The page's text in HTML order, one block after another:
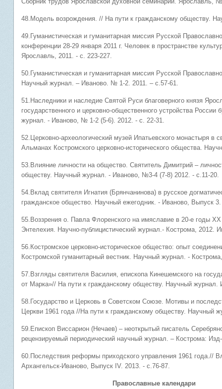
48.Модель возрождения. // На пути к гражданскому обществу.
49.Гуманистическая и гуманитарная миссия Русской
конференции 28-29 января 2011 г. Человек в пространстве
Ярославль, 2011. - с. 223-227.
50.Гуманистическая и гуманитарная миссия Русской
Научный журнал. – Иваново. № 1-2. 2011. – с.57-61.
51.Наследники и наследие Святой Руси благоверного князя
государственного и церковно-общественного устройства
журнал. - Иваново, № 1-2 (5-6). 2012. - с. 22-31.
52.Церковно-археологический музей Ипатьевского монастыря в
Альманах Костромского церковно-исторического общества.
53.Влияние личности на общество. Святитель
обществу. Научный журнал. - Иваново, №3-4 (7-8) 2012. - с.11-20.
54.Вклад святителя Игнатия (Брянчанинова) в русское
гражданское общество. Научный ежегодник. - Иваново, Выпуск
55.Воззрения о. Павла Флоренского на имяславие в 20-е годы
Энтелехия. Научно-публицистический журнал.- Кострома,
56.Костромское церковно-историческое общество: опыт
Костромской гуманитарный вестник. Научный журнал. -
57.Взгляды святителя Василия, епископа Кинешемского на
от Марка»// На пути к гражданскому обществу. Научный
58.Государство и Церковь в Советском Союзе. Мотивы и
Церкви 1961 года //На пути к гражданскому обществу. Научный
59.Епископ Виссарион (Нечаев) – неоткрытый писатель
рецензируемый периодический научный журнал. – Кострома:
60.Последствия реформы приходского управления 1961 года.//
Архангельск-Иваново, Выпуск IV. 2013. - с.76-87.
Православные календари